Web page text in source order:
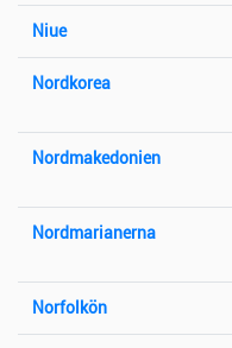
Niue
Nordkorea
Nordmakedonien
Nordmarianerna
Norfolkön